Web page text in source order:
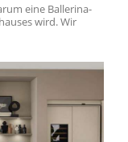
eine Ballerina-
wird. Wir